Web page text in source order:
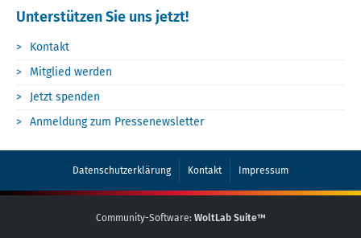
Unterstützen Sie uns jetzt!
Kontakt
Mitglied werden
Jetzt spenden
Anmeldung zum Pressenewsletter
Datenschutzerklärung Kontakt Impressum
Community-Software: WoltLab Suite™